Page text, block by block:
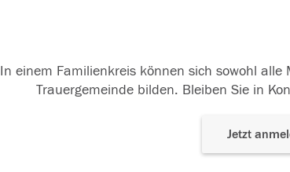
In einem Familienkreis können sich sowohl
Trauergemeinde bilden. Bleiben Sie in
Jetzt